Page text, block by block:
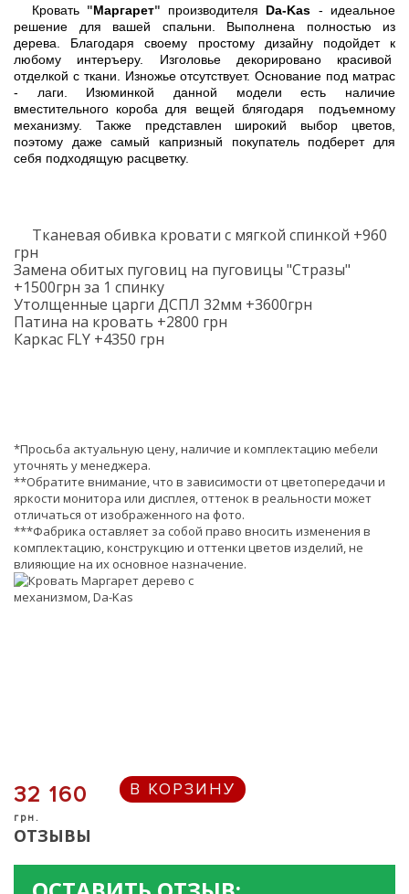
Кровать "Маргарет" производителя Da-Kas - идеальное
решение для вашей спальни. Выполнена полностью из
дерева. Благодаря своему простому дизайну подойдет к
любому интеръеру. Изголовье декорировано красивой
отделкой с ткани. Изножье отсутствует. Основание под матрас
- лаги. Изюминкой данной модели есть наличие
вместительного короба для вещей блягодаря подъемному
механизму. Также представлен широкий выбор цветов,
поэтому даже самый капризный покупатель подберет для
себя подходящую расцветку.
Тканевая обивка кровати с мягкой спинкой +960
грн
Замена обитых пуговиц на пуговицы "Стразы"
+1500грн за 1 спинку
Утолщенные царги ДСПЛ 32мм +3600грн
Патина на кровать +2800 грн
Каркас FLY +4350 грн
*Просьба актуальную цену, наличие и комплектацию мебели
уточнять у менеджера.
**Обратите внимание, что в зависимости от цветопередачи и
яркости монитора или дисплея, оттенок в реальности может
отличаться от изображенного на фото.
***Фабрика оставляет за собой право вносить изменения в
комплектацию, конструкцию и оттенки цветов изделий, не
влияющие на их основное назначение.
32 160
грн.
В КОРЗИНУ
ОТЗЫВЫ